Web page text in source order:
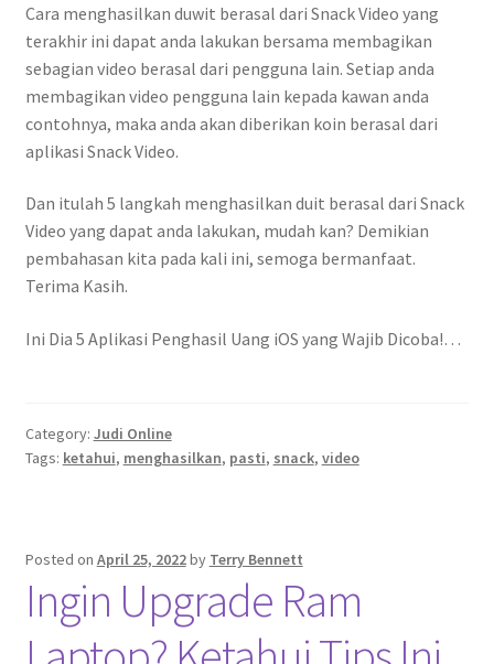
Cara menghasilkan duwit berasal dari Snack Video yang
terakhir ini dapat anda lakukan bersama membagikan
sebagian video berasal dari pengguna lain. Setiap anda
membagikan video pengguna lain kepada kawan anda
contohnya, maka anda akan diberikan koin berasal dari
aplikasi Snack Video.
Dan itulah 5 langkah menghasilkan duit berasal dari Snack
Video yang dapat anda lakukan, mudah kan? Demikian
pembahasan kita pada kali ini, semoga bermanfaat.
Terima Kasih.
Ini Dia 5 Aplikasi Penghasil Uang iOS yang Wajib Dicoba!…
Category: Judi Online
Tags: ketahui, menghasilkan, pasti, snack, video
Posted on April 25, 2022by Terry Bennett
Ingin Upgrade Ram